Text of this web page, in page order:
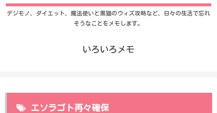
デジモノ、ダイエット、魔法使いと黒猫のウィズ攻略など、日々の生活で忘れ
そうなことをメモします。
いろいろメモ
エソラゴト再々確保